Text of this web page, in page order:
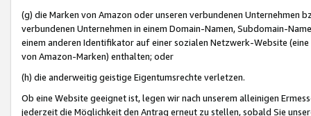
(g) die Marken von Amazon oder unseren verbundenen Unternehmen
verbundenen Unternehmen in einem Domain-Namen, Subdomain-
einem anderen Identifikator auf einer sozialen Netzwerk-Website
von Amazon-Marken) enthalten; oder
(h) die anderweitig geistige Eigentumsrechte verletzen.
Ob eine Website geeignet ist, legen wir nach unserem alleinigen
jederzeit die Möglichkeit den Antrag erneut zu stellen, sobald Sie